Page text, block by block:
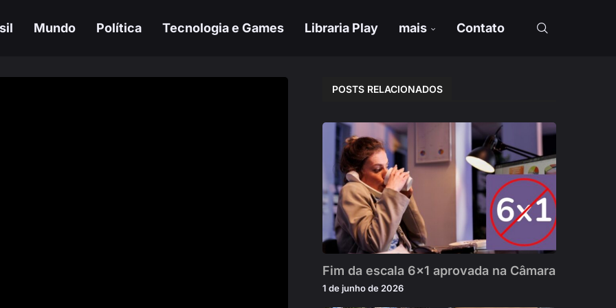
Mundo Política Tecnologia e Games Libraria Play mais Contato
POSTS RELACIONADOS
Fim da escala 6×1 aprovada na Câmara
1 de junho de 2026